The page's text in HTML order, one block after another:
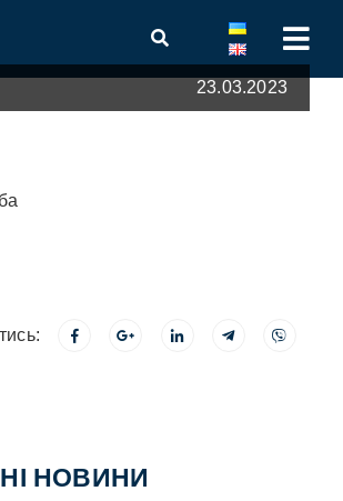
23.03.2023
НОВИНИ